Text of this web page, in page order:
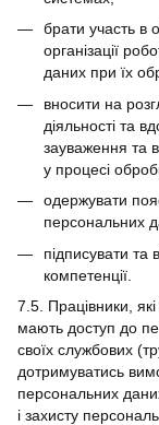
брати участь в
організації
даних при їх
вносити на
діяльності та
зауваження та
у процесі
одержувати
персональних
підписувати та
компетенції.
7.5. Працівники,
мають доступ до
своїх службових
дотримуватись
персональних
і захисту